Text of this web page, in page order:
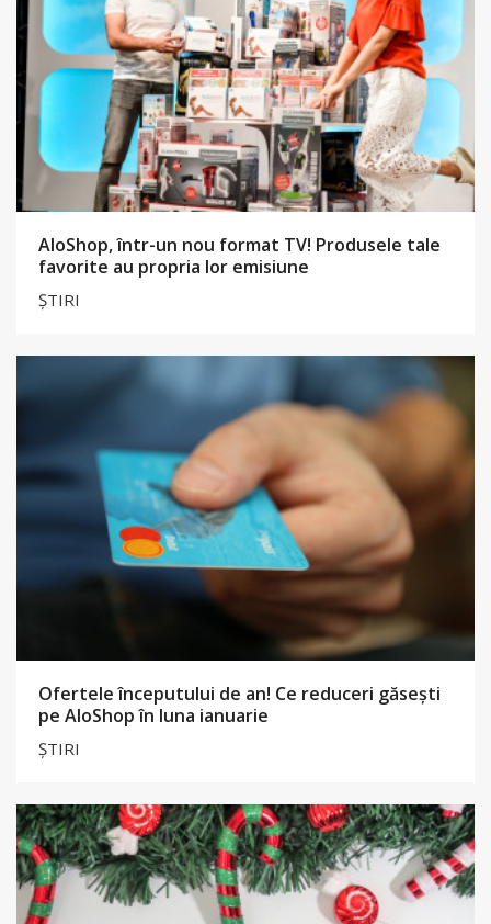
AloShop, într-un nou format TV! Produsele tale
favorite au propria lor emisiune
ȘTIRI
Ofertele începutului de an! Ce reduceri găsești
pe AloShop în luna ianuarie
ȘTIRI